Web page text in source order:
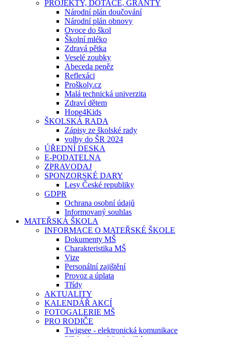
PROJEKTY, DOTACE, GRANTY
Národní plán doučování
Národní plán obnovy
Ovoce do škol
Školní mléko
Zdravá pětka
Veselé zoubky
Abeceda peněz
Reflexáci
Proškoly.cz
Malá technická univerzita
Zdraví dětem
Hope4Kids
ŠKOLSKÁ RADA
Zápisy ze školské rady
volby do ŠR 2024
ÚŘEDNÍ DESKA
E-PODATELNA
ZPRAVODAJ
SPONZORSKÉ DARY
Lesy České republiky
GDPR
Ochrana osobní údajů
Informovaný souhlas
MATEŘSKÁ ŠKOLA
INFORMACE O MATEŘSKÉ ŠKOLE
Dokumenty MŠ
Charakteristika MŠ
Vize
Personální zajištění
Provoz a úplata
Třídy
AKTUALITY
KALENDÁŘ AKCÍ
FOTOGALERIE MŠ
PRO RODIČE
Twigsee - elektronická komunikace